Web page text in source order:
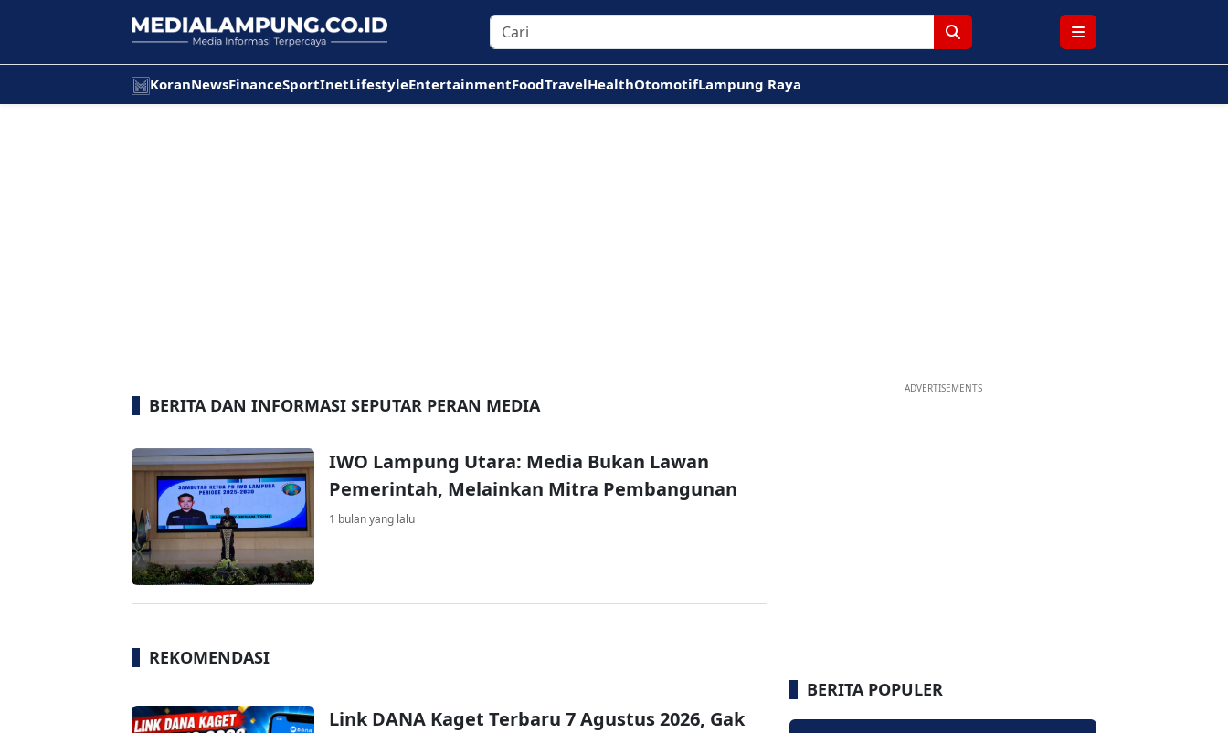
KoranNewsFinanceSportInetLifestyleEntertainmentFoodTravelHealthOtomotifLampung Raya
BERITA DAN INFORMASI SEPUTAR PERAN MEDIA
IWO Lampung Utara: Media Bukan Lawan
Pemerintah, Melainkan Mitra Pembangunan
1 bulan yang lalu
REKOMENDASI
Link DANA Kaget Terbaru 7 Agustus 2026, Gak
ADVERTISEMENTS
BERITA POPULER